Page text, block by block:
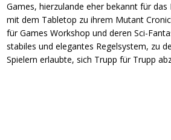
Games, hierzulande eher bekannt für
mit dem Tabletop zu ihrem Mutant
für Games Workshop und deren Sci-
stabiles und elegantes Regelsystem, zu
Spielern erlaubte, sich Trupp für Trupp